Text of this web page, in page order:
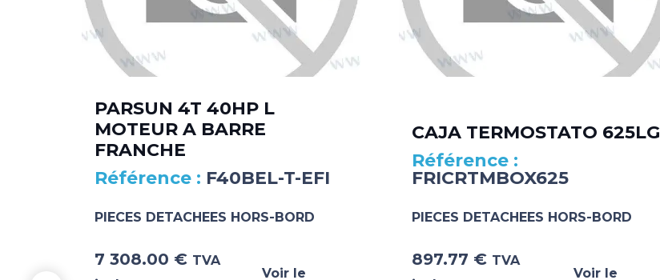
PARSUN 4T 40HP L
MOTEUR A BARRE
FRANCHE
F40BEL-T-EFI
PIECES DETACHEES HORS-BORD
7 308.00 € TVA
Voir le
CAJA TERMOSTATO 625LG
FRICRTMBOX625
PIECES DETACHEES HORS-BORD
897.77 € TVA
Voir le